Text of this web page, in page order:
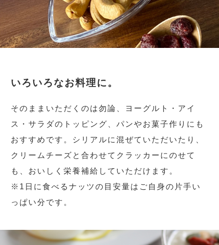
いろいろなお料理に。
そのままいただくのは勿論、ヨーグルト・アイ
ス・サラダのトッピング、パンやお菓子作りにも
おすすめです。シリアルに混ぜていただいたり、
クリームチーズと合わせてクラッカーにのせて
も、おいしく栄養補給していただけます。
※1日に食べるナッツの目安量はご自身の片手い
っぱい分です。